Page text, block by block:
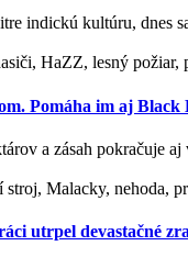
indickú kultúru,
HaZZ, lesný požiar,
Pomáha im aj Black
a zásah
stroj, Malacky, nehoda,
utrpel devastačné